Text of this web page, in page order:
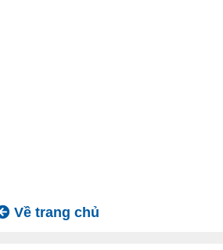
Về trang chủ